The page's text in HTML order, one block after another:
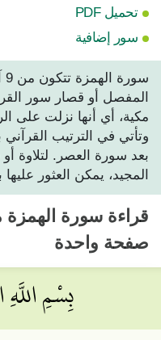
تحميل PDF
سور إضافية
المفصل أو قصار سور
مكية، أي أنها نزلت على
بعد سورة العصر. لتلاوة
المجيد، يمكن العثور عليها
قراءة سورة الهمزة
صفحة واحدة
بِسْمِ